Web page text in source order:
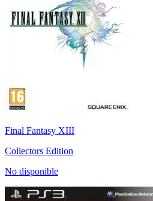
Final Fantasy XIII
Collectors Edition
No disponible